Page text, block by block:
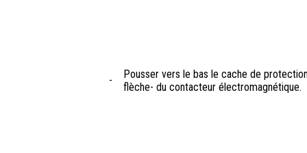
-
Pousser vers le bas le cache de
flèche- du contacteur électromagnétique.